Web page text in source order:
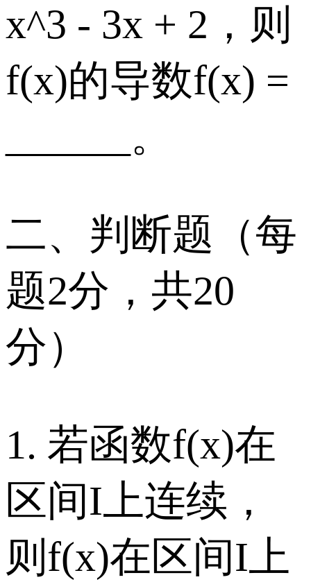
x^3 - 3x + 2，则
f(x)的导数f(x) =
______。
二、判断题（每
题2分，共20
分）
1. 若函数f(x)在
区间I上连续，
则f(x)在区间I上